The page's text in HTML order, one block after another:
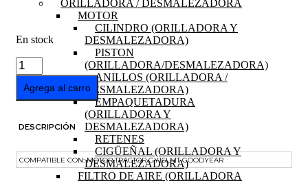
ORILLADORA / DESMALEZADORA
MOTOR
CILINDRO (ORILLADORA Y
DESMALEZADORA)
PISTON
(ORILLADORA/DESMALEZADORA)
ANILLOS (ORILLADORA /
DESMALEZADORA)
EMPAQUETADURA
(ORILLADORA Y
DESMALEZADORA)
RETENES
CIGÜEÑAL (ORILLADORA Y
DESMALEZADORA)
FILTRO DE AIRE (ORILLADORA
En stock
PISTON
MOTOR
LONCIN
452cc
cantidad
Agrega al carro
DESCRIPCIÓN
COMPATIBLE CON: MOTOR TRACTOR GY16LMT GOODYEAR